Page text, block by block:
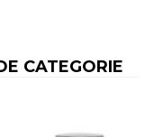
CATEGORIE